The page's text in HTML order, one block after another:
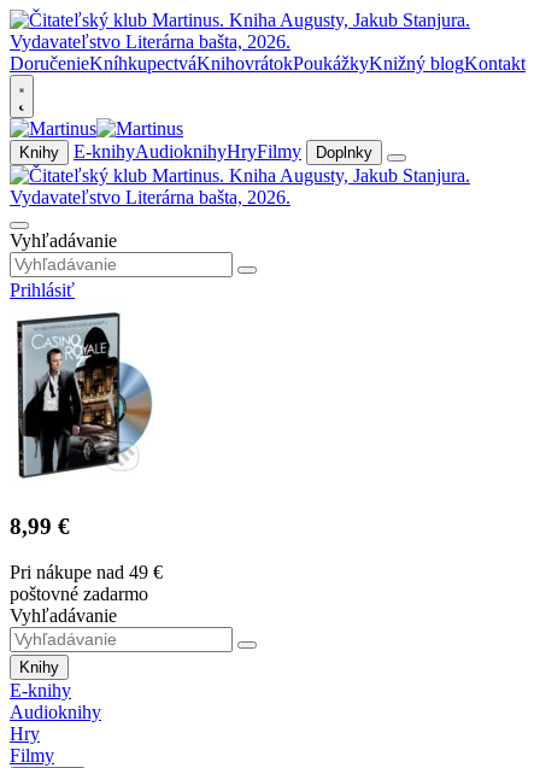
DoručenieKníhkupectváKnihovrátokPoukážkyKnižný blogKontakt
Knihy E-knihyAudioknihyHryFilmy Doplnky
Vyhľadávanie
Prihlásiť
8,99 €
Pri nákupe nad 49 €
poštovné zadarmo
Vyhľadávanie
Knihy
E-knihy
Audioknihy
Hry
Filmy